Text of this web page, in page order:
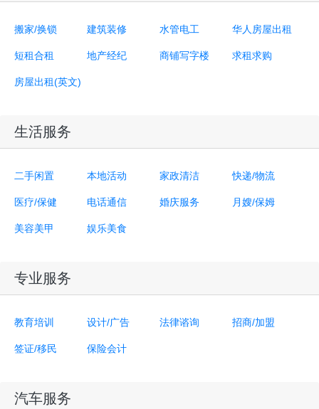
搬家/换锁 建筑装修 水管电工 华人房屋出租
短租合租 地产经纪 商铺写字楼 求租求购
房屋出租(英文)
生活服务
二手闲置 本地活动 家政清洁 快递/物流
医疗/保健 电话通信 婚庆服务 月嫂/保姆
美容美甲 娱乐美食
专业服务
教育培训 设计/广告 法律谘询 招商/加盟
签证/移民 保险会计
汽车服务